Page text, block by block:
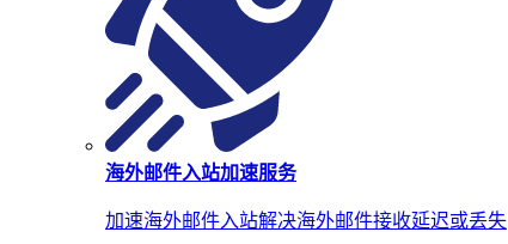
海外邮件入站加速服务
加速海外邮件入站解决海外邮件接收延迟或丢失